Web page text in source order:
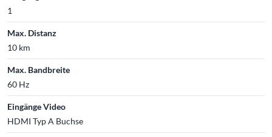
1
Max. Distanz
10 km
Max. Bandbreite
60 Hz
Eingänge Video
HDMI Typ A Buchse